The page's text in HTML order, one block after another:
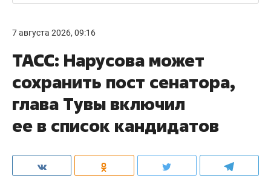
7 августа 2026, 09:16
ТАСС: Нарусова может
сохранить пост сенатора,
глава Тувы включил
ее в список кандидатов